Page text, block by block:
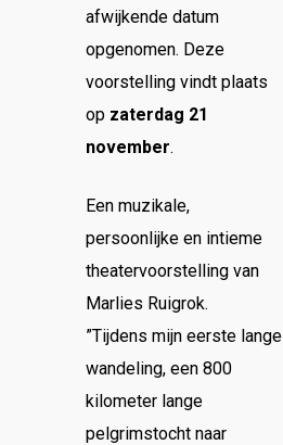
afwijkende datum
opgenomen. Deze
voorstelling vindt plaats
op zaterdag 21
november.
Een muzikale,
persoonlijke en intieme
theatervoorstelling van
Marlies Ruigrok.
”Tijdens mijn eerste lange
wandeling, een 800
kilometer lange
pelgrimstocht naar